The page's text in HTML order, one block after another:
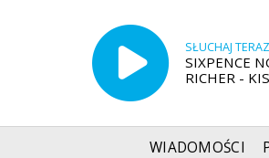
SŁUCHAJ TERAZ
SIXPENCE
RICHER -
WIADOMOŚCI